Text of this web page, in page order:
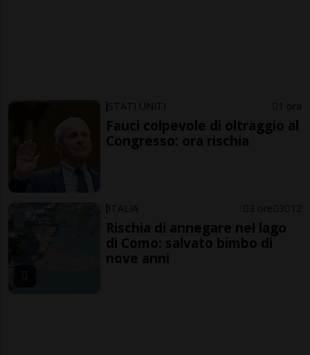
STATI UNITI 1 ora
Fauci colpevole di oltraggio al
Congresso: ora rischia
ITALIA 3 ore 3 12
Rischia di annegare nel lago
di Como: salvato bimbo di
nove anni